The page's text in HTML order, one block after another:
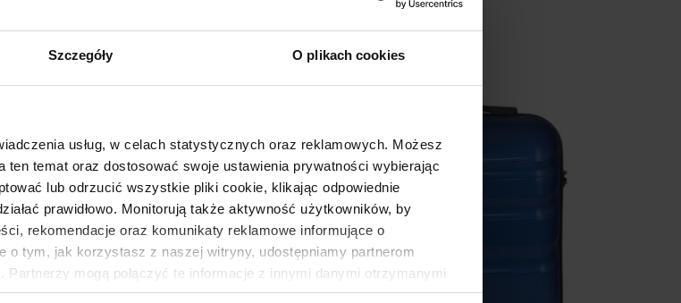
Szczegóły O plikach cookies
usług, w celach statystycznych oraz reklamowych. Możesz
ten temat oraz dostosować swoje ustawienia prywatności wybierając
lub odrzucić wszystkie pliki cookie, klikając odpowiednie
prawidłowo. Monitorują także aktywność użytkowników, by
rekomendacje oraz komunikaty reklamowe informujące o
o tym, jak korzystasz z naszej witryny, udostępniamy partnerom
mogą połączyć te informacje z innymi danymi otrzymanymi
ich usług.